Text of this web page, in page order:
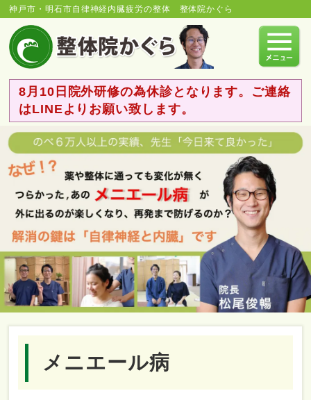
神戸市・明石市自律神経内臓疲労の整体 整体院かぐら
8月10日院外研修の為休診となります。ご連絡
はLINEよりお願い致します。
メニエール病